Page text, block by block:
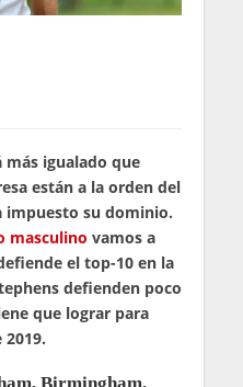
igualado que
están a la orden del
impuesto su dominio.
masculino vamos a
el top-10 en la
defienden poco
que lograr para